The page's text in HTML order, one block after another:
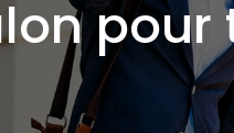
pour